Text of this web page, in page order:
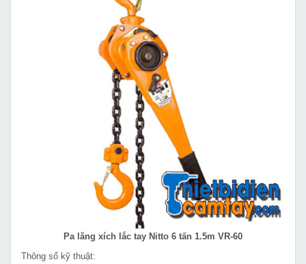
Pa lăng xích lắc tay Nitto 6 tấn 1.5m VR-60
Thông số kỹ thuật: